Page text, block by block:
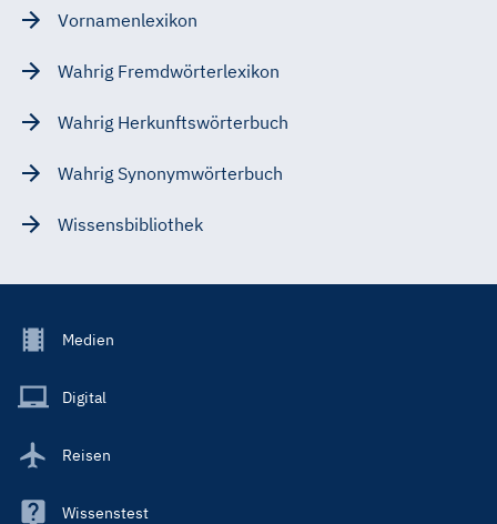
Vornamenlexikon
Wahrig Fremdwörterlexikon
Wahrig Herkunftswörterbuch
Wahrig Synonymwörterbuch
Wissensbibliothek
Footer
Main
Medien
Digital
Reisen
Wissenstest